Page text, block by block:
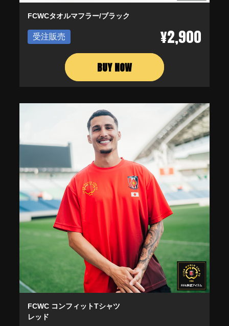
FCWCタオルマフラー/ブラック
受注販売 ¥2,900
BUY NOW
FCWC コンフィットTシャツ
レッド